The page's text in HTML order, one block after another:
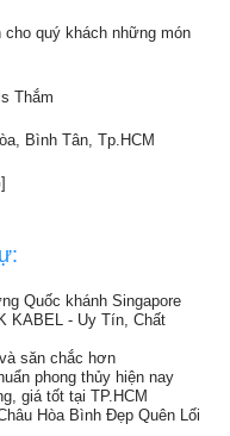
cho quý khách những món
Thắm
Bình Tân, Tp.HCM
Quốc khánh Singapore
KABEL - Uy Tín, Chất
săn chắc hơn
phong thủy hiện nay
giá tốt tại TP.HCM
Hòa Bình Đẹp Quên Lối